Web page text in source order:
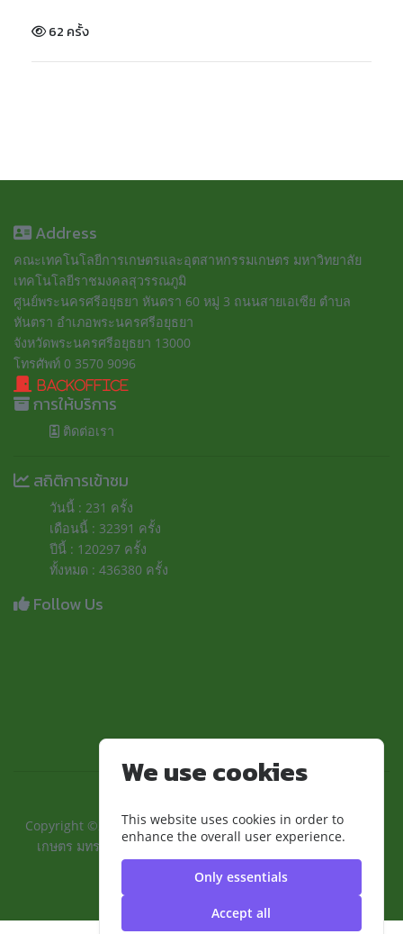
We use cookies
This website uses cookies in order to
enhance the overall user experience.
Only essentials
Accept all
62 ครั้ง
Address
คณะเทคโนโลยีการเกษตรและอุตสาหกรรมเกษตร มหาวิทยาลัย
เทคโนโลยีราชมงคลสุวรรณภูมิ
ศูนย์พระนครศรีอยุธยา หันตรา 60 หมู่ 3 ถนนสายเอเซีย ตำบล
หันตรา อำเภอพระนครศรีอยุธยา
จังหวัดพระนครศรีอยุธยา 13000
โทรศัพท์ 0 3570 9096
BackOffice
การให้บริการ
ติดต่อเรา
สถิติการเข้าชม
วันนี้ : 231 ครั้ง
เดือนนี้ : 32391 ครั้ง
ปีนี้ : 120297 ครั้ง
ทั้งหมด : 436380 ครั้ง
Follow Us
Copyright ©2024 ::คณะเทคโนโลยีการเกษตรและอุตสาหกรรม
เกษตร มทร.สุวรรณภูมิ:: | มหาวิทยาลัยเทคโนโลยีราชมงคล